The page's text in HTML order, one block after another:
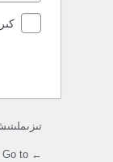
← Go to خەۋەر ۋە تەتقىقات خەۋەر مەركىزى